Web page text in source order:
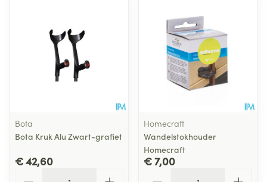
Bota
Bota Kruk Alu Zwart-grafiet
€ 42,60
Homecraft
Wandelstokhouder
Homecraft
€ 7,00